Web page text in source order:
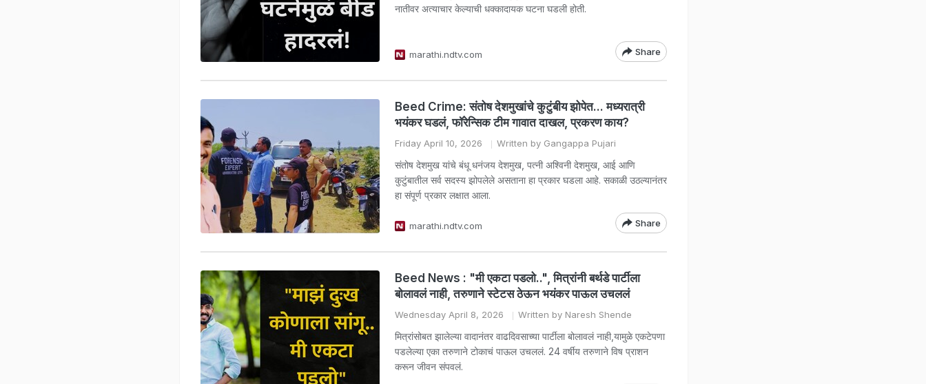
नातीवर अत्याचार केल्याची धक्कादायक घटना घडली होती.
marathi.ndtv.com Share
Beed Crime: संतोष देशमुखांचे कुटुंबीय झोपेत... मध्यरात्री
भयंकर घडलं, फॉरेन्सिक टीम गावात दाखल, प्रकरण काय?
Friday April 10, 2026 Written by Gangappa Pujari
संतोष देशमुख यांचे बंधू धनंजय देशमुख, पत्नी अश्विनी देशमुख, आई आणि
कुटुंबातील सर्व सदस्य झोपलेले असताना हा प्रकार घडला आहे. सकाळी उठल्यानंतर
हा संपूर्ण प्रकार लक्षात आला.
marathi.ndtv.com Share
Beed News : "मी एकटा पडलो..", मित्रांनी बर्थडे पार्टीला
बोलावलं नाही, तरुणाने स्टेटस ठेऊन भयंकर पाऊल उचललं
Wednesday April 8, 2026 Written by Naresh Shende
मित्रांसोबत झालेल्या वादानंतर वाढदिवसाच्या पार्टीला बोलावलं नाही,यामुळे एकटेपणा
पडलेल्या एका तरुणाने टोकाचं पाऊल उचललं. 24 वर्षीय तरुणाने विष प्राशन
करून जीवन संपवलं.